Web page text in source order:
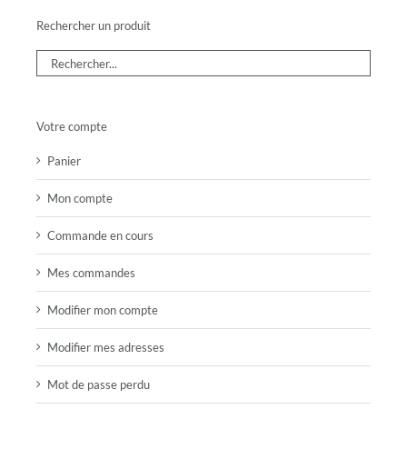
Rechercher un produit
Votre compte
Panier
Mon compte
Commande en cours
Mes commandes
Modifier mon compte
Modifier mes adresses
Mot de passe perdu